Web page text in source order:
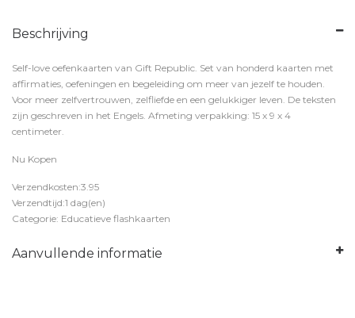
Beschrijving
Self-love oefenkaarten van Gift Republic. Set van honderd kaarten met
affirmaties, oefeningen en begeleiding om meer van jezelf te houden.
Voor meer zelfvertrouwen, zelfliefde en een gelukkiger leven. De teksten
zijn geschreven in het Engels. Afmeting verpakking: 15 x 9 x 4
centimeter.
Nu Kopen
Verzendkosten:3.95
Verzendtijd:1 dag(en)
Categorie: Educatieve flashkaarten
Aanvullende informatie